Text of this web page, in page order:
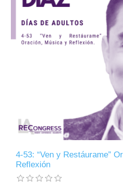
4-53: “Ven y Restáurame”
Reflexión